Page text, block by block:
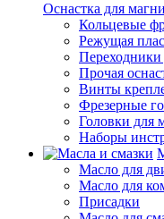
Оснастка для
Кольцевые
Режущая
Переходники
Прочая
Винты
Фрезерные
Головки для
Наборы
Масло для
Масло для
Присадки